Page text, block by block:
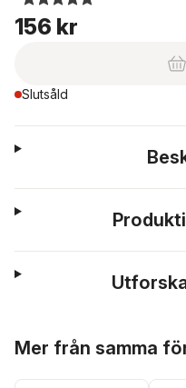
156 kr
Slutsåld
Mer från samma